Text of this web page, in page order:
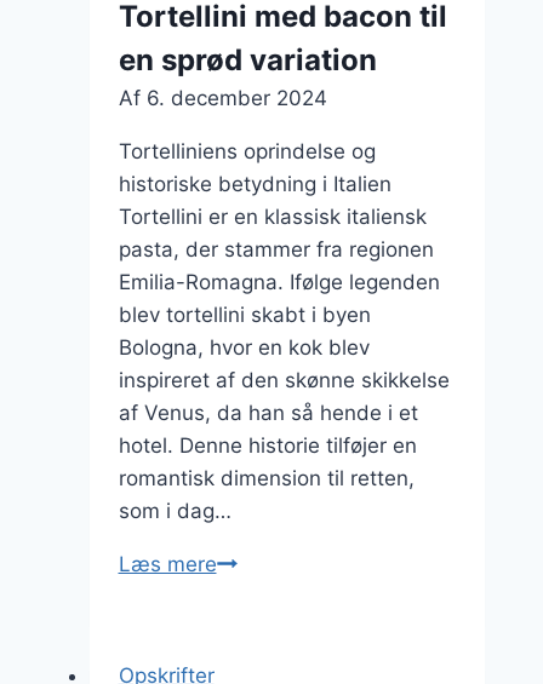
tomater
Tortellini med bacon til
en sprød variation
Af 6. december 2024
Tortelliniens oprindelse og
historiske betydning i Italien
Tortellini er en klassisk italiensk
pasta, der stammer fra regionen
Emilia-Romagna. Ifølge legenden
blev tortellini skabt i byen
Bologna, hvor en kok blev
inspireret af den skønne skikkelse
af Venus, da han så hende i et
hotel. Denne historie tilføjer en
romantisk dimension til retten,
som i dag…
Læs mereTortellini
Opskrifter